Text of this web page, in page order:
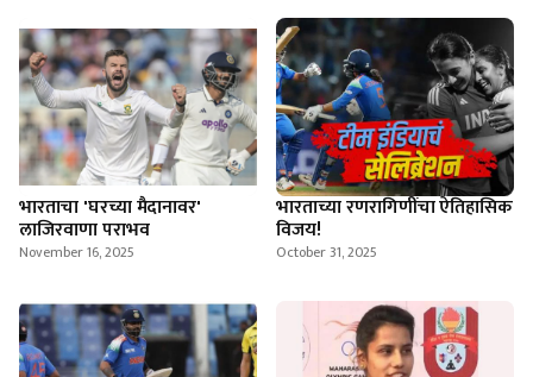
भारताचा 'घरच्या मैदानावर'
लाजिरवाणा पराभव
November 16, 2025
भारताच्या रणरागिणींचा ऐतिहासिक
विजय!
October 31, 2025